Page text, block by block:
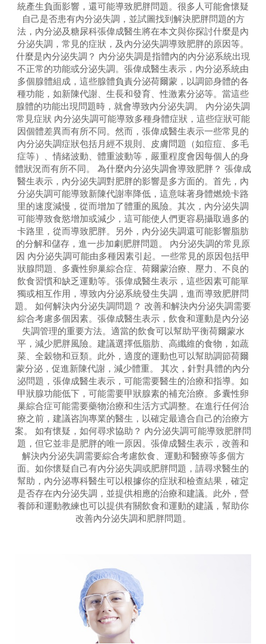
統產生負面影響，還可能導致肥胖問題。很多人可能會懷疑
自己是否患有內分泌失調，並試圖找到解決肥胖問題的方
法，內分泌及糖尿科張偉成醫生將在本文與你探討什麼是內
分泌失調，常見的症狀，及內分泌失調導致肥胖的原因等。
什麼是內分泌失調？ 內分泌失調是指體內的內分泌系統出現
不正常的功能或分泌失調。張偉成醫生表示，內分泌系統由
多個腺體組成，這些腺體負責分泌荷爾蒙，以調節身體的各
種功能，如新陳代謝、生長和發育、性激素分泌等。當這些
腺體的功能出現問題時，就會導致內分泌失調。 內分泌失調
常見症狀 內分泌失調可能導致多種身體症狀，這些症狀可能
因個體差異而有所不同。然而，張偉成醫生表示一些常見的
內分泌失調症狀包括月經不規則、皮膚問題（如痘痘、多毛
症等）、情緒波動、體重波動等，嚴重程度會因每個人的身
體狀況而有所不同。 為什麼內分泌失調會導致肥胖？ 張偉成
醫生表示，內分泌失調對肥胖的影響是多方面的。首先，內
分泌失調可能導致新陳代謝率降低，這意味著身體燃燒卡路
里的速度減慢，從而增加了體重的風險。其次，內分泌失調
可能導致食慾增加或減少，這可能使人們更容易攝取過多的
卡路里，從而導致肥胖。另外，內分泌失調還可能影響脂肪
的分解和儲存，進一步加劇肥胖問題。 內分泌失調的常見原
因 內分泌失調可能由多種因素引起。一些常見的原因包括甲
狀腺問題、多囊性卵巢綜合症、荷爾蒙治療、壓力、不良的
飲食習慣和缺乏運動等。張偉成醫生表示，這些因素可能單
獨或相互作用，導致內分泌系統發生失調，進而導致肥胖問
題。 如何解決內分泌失調問題？ 改善和解決內分泌失調需要
綜合考慮多個因素。張偉成醫生表示，飲食和運動是內分泌
失調管理的重要方法。適當的飲食可以幫助平衡荷爾蒙水
平，減少肥胖風險。建議選擇低脂肪、高纖維的食物，如蔬
菜、全穀物和豆類。此外，適度的運動也可以幫助調節荷爾
蒙分泌，促進新陳代謝，減少體重。 其次，針對具體的內分
泌問題，張偉成醫生表示，可能需要醫生的治療和指導。如
甲狀腺功能低下，可能需要甲狀腺素的補充治療。多囊性卵
巢綜合症可能需要藥物治療和生活方式調整。在進行任何治
療之前，建議咨詢專業的醫生，以確定最適合自己的治療方
案。 如有懷疑，如何尋求協助？ 內分泌失調可能導致肥胖問
題，但它並非是肥胖的唯一原因。張偉成醫生表示，改善和
解決內分泌失調需要綜合考慮飲食、運動和醫療等多個方
面。如你懷疑自己有內分泌失調或肥胖問題，請尋求醫生的
幫助，內分泌專科醫生可以根據你的症狀和檢查結果，確定
是否存在內分泌失調，並提供相應的治療和建議。此外，營
養師和運動教練也可以提供有關飲食和運動的建議，幫助你
改善內分泌失調和肥胖問題。